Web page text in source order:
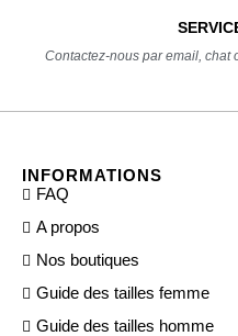
Contactez-nous par email, chat
INFORMATIONS
FAQ
A propos
Nos boutiques
Guide des tailles femme
Guide des tailles homme